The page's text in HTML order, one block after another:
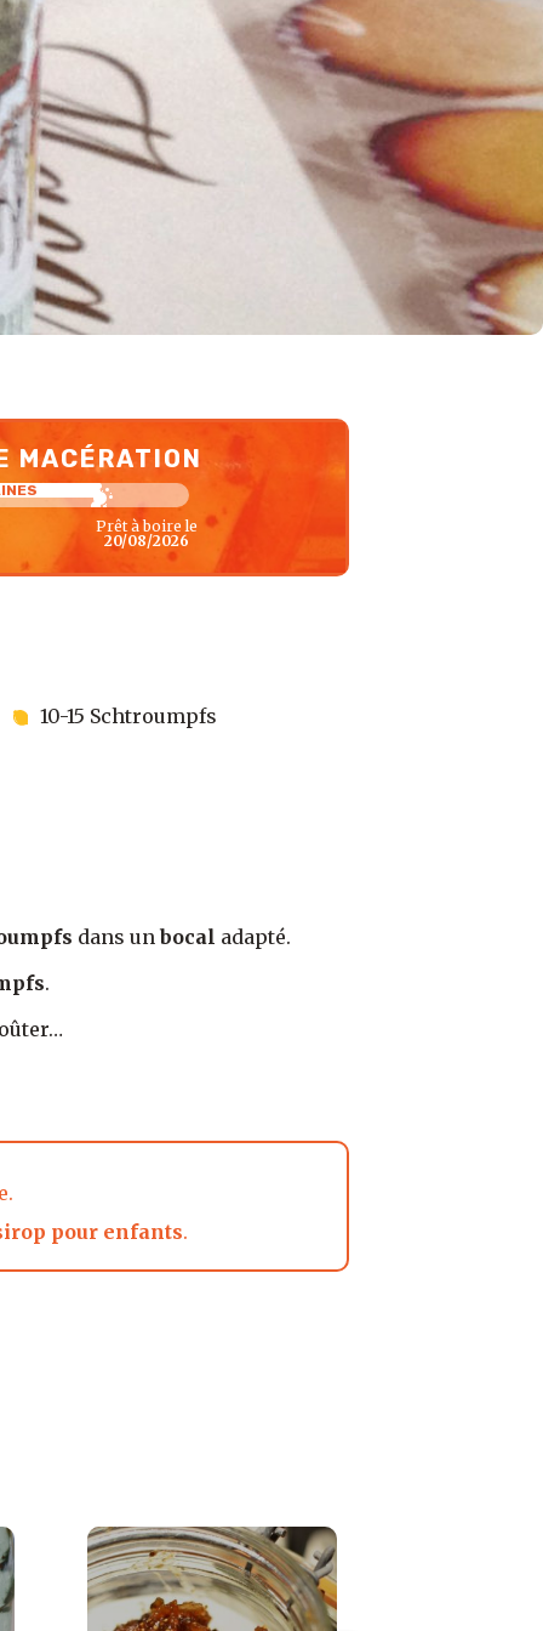
MACÉRATION
Prêt à boire le
20/08/2026
10-15 Schtroumpfs
dans unbocal adapté.
.
pour enfants.